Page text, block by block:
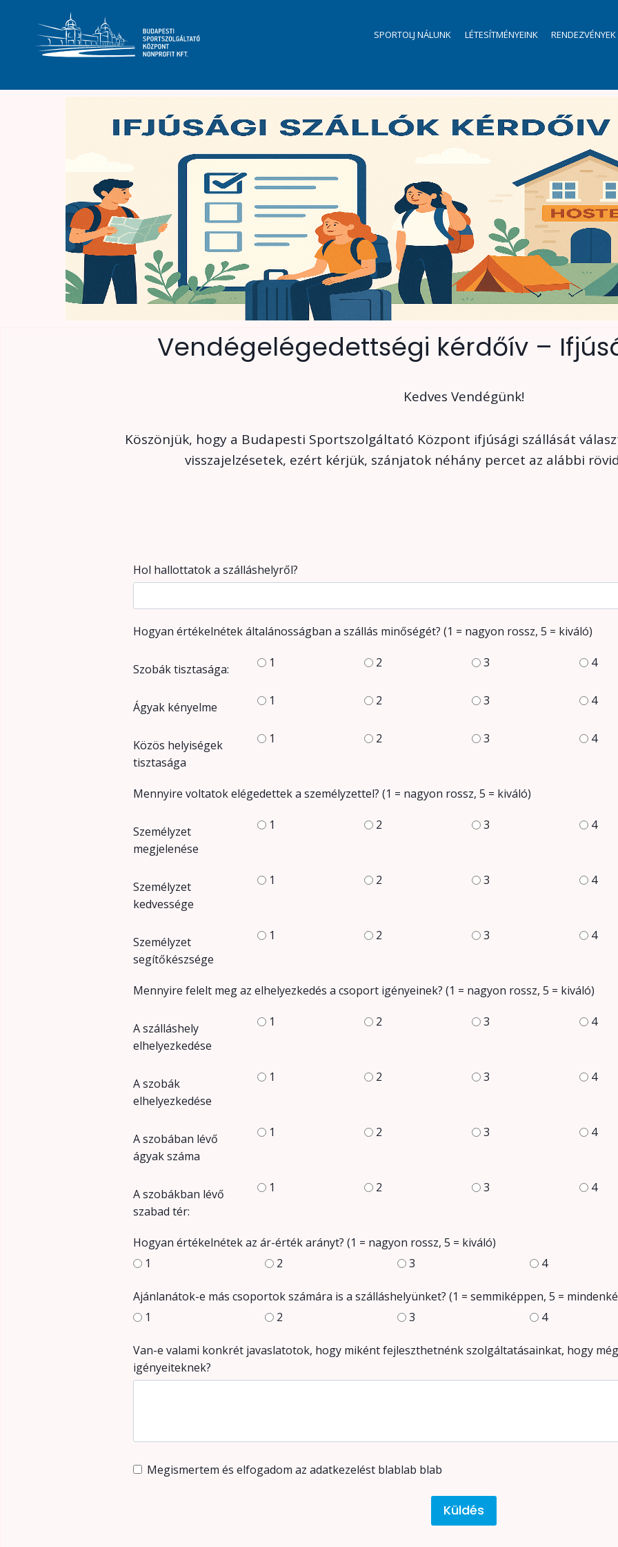
SPORTOLJ NÁLUNK LÉTESÍTMÉNYEINK RENDEZVÉNYEK
Vendégelégedettségi kérdőív –
Kedves Vendégünk!
Köszönjük, hogy a Budapesti Sportszolgáltató Központ ifjúsági szállását
visszajelzésetek, ezért kérjük, szánjatok néhány percet az alábbi
Hol hallottatok a szálláshelyről?
Hogyan értékelnétek általánosságban a szállás minőségét? (1 = nagyon rossz, 5 = kiváló)
Szobák tisztasága: 1 2 3 4
Ágyak kényelme 1 2 3 4
Közös helyiségek
tisztasága
1 2 3 4
Mennyire voltatok elégedettek a személyzettel? (1 = nagyon rossz, 5 = kiváló)
Személyzet
megjelenése
1 2 3 4
Személyzet
kedvessége
1 2 3 4
Személyzet
segítőkészsége
1 2 3 4
Mennyire felelt meg az elhelyezkedés a csoport igényeinek? (1 = nagyon rossz, 5 = kiváló)
A szálláshely
elhelyezkedése
1 2 3 4
A szobák
elhelyezkedése
1 2 3 4
A szobában lévő
ágyak száma
1 2 3 4
A szobákban lévő
szabad tér:
1 2 3 4
Hogyan értékelnétek az ár-érték arányt? (1 = nagyon rossz, 5 = kiváló)
1
2 3 4
Ajánlanátok-e más csoportok számára is a szálláshelyünket? (1 = semmiképpen, 5 =
1
2 3 4
Van-e valami konkrét javaslatotok, hogy miként fejleszthetnénk szolgáltatásainkat, hogy
igényeiteknek?
Megismertem és elfogadom az adatkezelést blablab blab
Küldés